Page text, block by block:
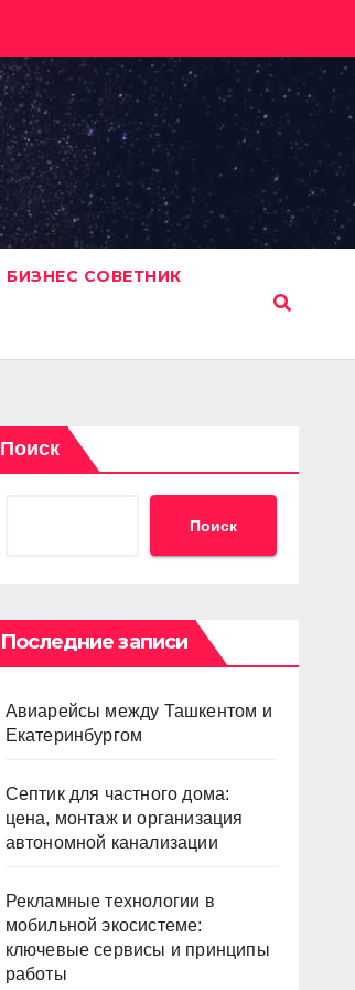
БИЗНЕС СОВЕТНИК
Поиск
Поиск
Последние записи
Авиарейсы между Ташкентом и
Екатеринбургом
Септик для частного дома:
цена, монтаж и организация
автономной канализации
Рекламные технологии в
мобильной экосистеме:
ключевые сервисы и принципы
работы